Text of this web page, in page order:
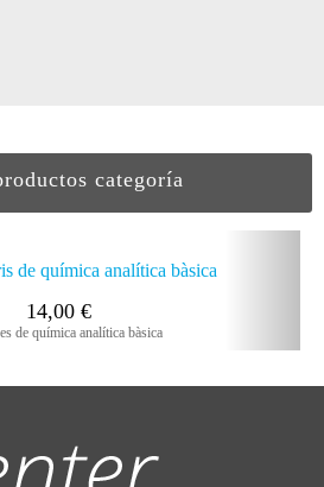
categoría
14,00 €
de química analítica bàsica